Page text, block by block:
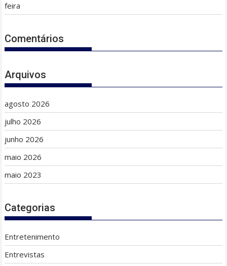
feira
Comentários
Arquivos
agosto 2026
julho 2026
junho 2026
maio 2026
maio 2023
Categorias
Entretenimento
Entrevistas